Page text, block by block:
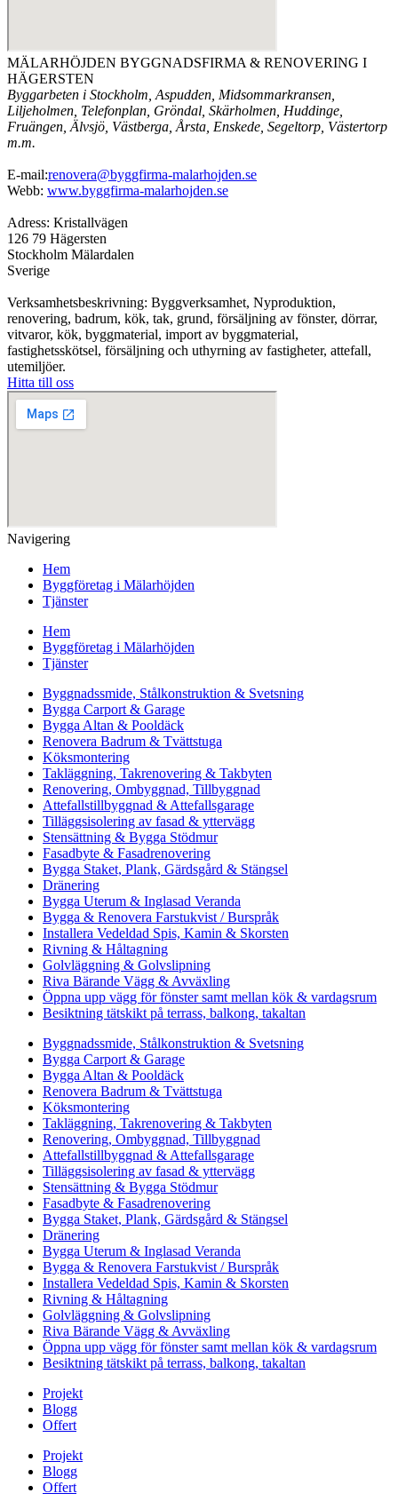
MÄLARHÖJDEN BYGGNADSFIRMA & RENOVERING I
HÄGERSTEN
Byggarbeten i Stockholm, Aspudden, Midsommarkransen,
Liljeholmen, Telefonplan, Gröndal, Skärholmen, Huddinge,
Fruängen, Älvsjö, Västberga, Årsta, Enskede, Segeltorp, Västertorp
m.m.
E-mail:renovera@byggfirma-malarhojden.se
Webb: www.byggfirma-malarhojden.se
Adress: Kristallvägen
126 79 Hägersten
Stockholm Mälardalen
Sverige
Verksamhetsbeskrivning: Byggverksamhet, Nyproduktion,
renovering, badrum, kök, tak, grund, försäljning av fönster, dörrar,
vitvaror, kök, byggmaterial, import av byggmaterial,
fastighetsskötsel, försäljning och uthyrning av fastigheter, attefall,
utemiljöer.
Hitta till oss
Navigering
Hem
Byggföretag i Mälarhöjden
Tjänster
Hem
Byggföretag i Mälarhöjden
Tjänster
Byggnadssmide, Stålkonstruktion & Svetsning
Bygga Carport & Garage
Bygga Altan & Pooldäck
Renovera Badrum & Tvättstuga
Köksmontering
Takläggning, Takrenovering & Takbyten
Renovering, Ombyggnad, Tillbyggnad
Attefallstillbyggnad & Attefallsgarage
Tilläggsisolering av fasad & yttervägg
Stensättning & Bygga Stödmur
Fasadbyte & Fasadrenovering
Bygga Staket, Plank, Gärdsgård & Stängsel
Dränering
Bygga Uterum & Inglasad Veranda
Bygga & Renovera Farstukvist / Burspråk
Installera Vedeldad Spis, Kamin & Skorsten
Rivning & Håltagning
Golvläggning & Golvslipning
Riva Bärande Vägg & Avväxling
Öppna upp vägg för fönster samt mellan kök & vardagsrum
Besiktning tätskikt på terrass, balkong, takaltan
Byggnadssmide, Stålkonstruktion & Svetsning
Bygga Carport & Garage
Bygga Altan & Pooldäck
Renovera Badrum & Tvättstuga
Köksmontering
Takläggning, Takrenovering & Takbyten
Renovering, Ombyggnad, Tillbyggnad
Attefallstillbyggnad & Attefallsgarage
Tilläggsisolering av fasad & yttervägg
Stensättning & Bygga Stödmur
Fasadbyte & Fasadrenovering
Bygga Staket, Plank, Gärdsgård & Stängsel
Dränering
Bygga Uterum & Inglasad Veranda
Bygga & Renovera Farstukvist / Burspråk
Installera Vedeldad Spis, Kamin & Skorsten
Rivning & Håltagning
Golvläggning & Golvslipning
Riva Bärande Vägg & Avväxling
Öppna upp vägg för fönster samt mellan kök & vardagsrum
Besiktning tätskikt på terrass, balkong, takaltan
Projekt
Blogg
Offert
Projekt
Blogg
Offert